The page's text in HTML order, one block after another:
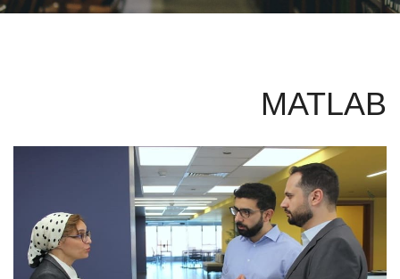
البحث العلمي
تواصل معنا
MATLAB